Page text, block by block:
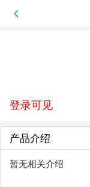
登录可见
产品介绍
暂无相关介绍